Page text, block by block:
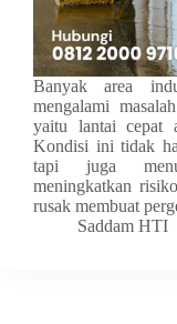
Banyak area
mengalami
yaitu lantai cepat
Kondisi ini tidak
tapi juga
meningkatkan
rusak membuat
Saddam HTI